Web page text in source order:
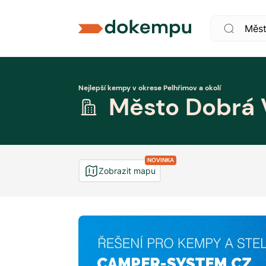
Nejlepší kempy v okrese Pelhřimov a okolí
Město Dobrá
NOVINKA
Zobrazit mapu